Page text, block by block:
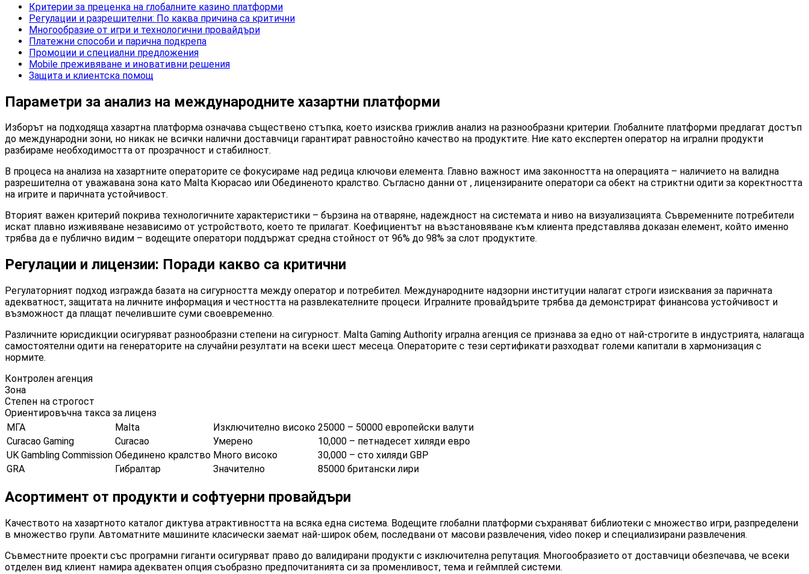
Критерии за преценка на глобалните казино платформи
Регулации и разрешителни: По каква причина са критични
Многообразие от игри и технологични провайдъри
Платежни способи и парична подкрепа
Промоции и специални предложения
Mobile преживяване и иновативни решения
Защита и клиентска помощ
Параметри за анализ на международните хазартни платформи
Изборът на подходящa хазартна платформа означава съществено стъпка, което изисква грижлив анализ на разнообразни критерии. Глобалните платформи предлагат достъп
до международни зони, но никак не всички налични доставчици гарантират равностойно качество на продуктите. Ние като експертен оператор на игрални продукти
разбираме необходимостта от прозрачност и стабилност.
В процеса на анализа на хазартните операторите се фокусираме над редица ключови елемента. Главно важност има законността на операцията – наличието на валидна
разрешителна от уважавана зона като Malta Кюрасао или Обединеното кралство. Съгласно данни от , лицензираните оператори са обект на стриктни одити за коректността
на игрите и паричната устойчивост.
Вторият важен критерий покрива технологичните характеристики – бързина на отваряне, надеждност на системата и ниво на визуализацията. Съвременните потребители
искат плавно изживяване независимо от устройството, което те прилагат. Коефициентът на възстановяване към клиента представлява доказан елемент, който именно
трябва да е публично видим – водещите оператори поддържат средна стойност от 96% до 98% за слот продуктите.
Регулации и лицензии: Поради какво са критични
Регулаторният подход изгражда базата на сигурността между оператор и потребител. Международните надзорни институции налагат строги изисквания за паричната
адекватност, защитата на личните информация и честността на развлекателните процеси. Игралните провайдърите трябва да демонстрират финансова устойчивост и
възможност да плащат печелившите суми своевременно.
Различните юрисдикции осигуряват разнообразни степени на сигурност. Malta Gaming Authority игрална агенция се признава за едно от най-строгите в индустрията, налагаща
самостоятелни одити на генераторите на случайни резултати на всеки шест месеца. Операторите с тези сертификати разходват големи капитали в хармонизация с
нормите.
Контролен агенция
Зона
Степен на строгост
Ориентировъчна такса за лиценз
МГА
Malta Изключително високо 25000 – 50000 европейски валути
Curacao Gaming
Curacao Умерено
10,000 – петнадесет хиляди евро
UK Gambling Commission Обединено кралство Много високо
30,000 – сто хиляди GBP
GRA
Гибралтар Значително 85000 британски лири
Асортимент от продукти и софтуерни провайдъри
Качеството на хазартното каталог диктува атрактивността на всяка една система. Водещите глобални платформи съхраняват библиотеки с множество игри, разпределени
в множество групи. Автоматните машините класически заемат най-широк обем, последвани от масови развлечения, video покер и специализирани развлечения.
Съвместните проекти със програмни гиганти осигуряват право до валидирани продукти с изключителна репутация. Многообразието от доставчици обезпечава, че всеки
отделен вид клиент намира адекватен опция съобразно предпочитанията си за променливост, тема и геймплей системи.